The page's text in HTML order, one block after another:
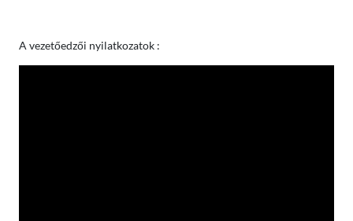
A vezetőedzői nyilatkozatok :